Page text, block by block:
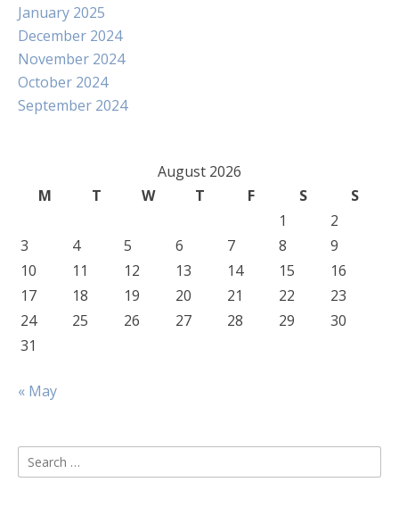
January 2025
December 2024
November 2024
October 2024
September 2024
August 2026
M
T W T F S
S
1
2
3
4 5 6 7 8
9
10
11 12 13 14 15
16
17
18 19 20 21 22
23
24
25 26 27 28 29
30
31
« May
Search
for: